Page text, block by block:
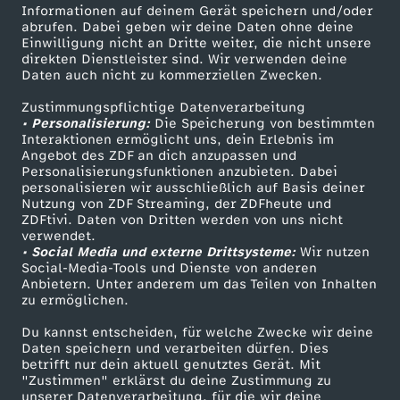
Informationen auf deinem Gerät speichern und/oder
abrufen. Dabei geben wir deine Daten ohne deine
Einwilligung nicht an Dritte weiter, die nicht unsere
direkten Dienstleister sind. Wir verwenden deine
Daten auch nicht zu kommerziellen Zwecken.
Zustimmungspflichtige Datenverarbeitung
• Personalisierung:Die Speicherung von bestimmten
Interaktionen ermöglicht uns, dein Erlebnis im
Angebot des ZDF an dich anzupassen und
Personalisierungsfunktionen anzubieten. Dabei
personalisieren wir ausschließlich auf Basis deiner
Nutzung von ZDF Streaming, der ZDFheute und
ZDFtivi. Daten von Dritten werden von uns nicht
verwendet.
• Social Media und externe Drittsysteme:Wir nutzen
Social-Media-Tools und Dienste von anderen
Anbietern. Unter anderem um das Teilen von Inhalten
zu ermöglichen.
Du kannst entscheiden, für welche Zwecke wir deine
Daten speichern und verarbeiten dürfen. Dies
betrifft nur dein aktuell genutztes Gerät. Mit
"Zustimmen" erklärst du deine Zustimmung zu
unserer Datenverarbeitung, für die wir deine
ZDF-Apps
Smart TV
ZDFtext
Livestreams
Sendungen A-Z
TV-Programm
ZDFmitreden
Kontakt zum ZDF
Tickets
Zuschauerservice
Hilfe
ZDF Unternehmen
Karriere
ZDF goes Schule
Werbefernsehen